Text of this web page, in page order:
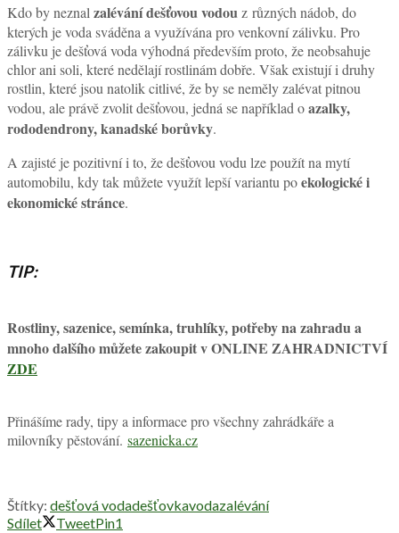
Kdo by neznal zalévání dešťovou vodou z různých nádob, do
kterých je voda sváděna a využívána pro venkovní zálivku. Pro
zálivku je dešťová voda výhodná především proto, že neobsahuje
chlor ani soli, které nedělají rostlinám dobře. Však existují i druhy
rostlin, které jsou natolik citlivé, že by se neměly zalévat pitnou
vodou, ale právě zvolit dešťovou, jedná se například oazalky,
rododendrony, kanadské borůvky.
A zajisté je pozitivní i to, že dešťovou vodu lze použít na mytí
automobilu, kdy tak můžete využít lepší variantu poekologické i
ekonomické stránce.
TIP:
Rostliny, sazenice, semínka, truhlíky, potřeby na zahradu a
mnoho dalšího můžete zakoupit v ONLINE ZAHRADNICTVÍ
ZDE
Přinášíme rady, tipy a informace pro všechny zahrádkáře a
milovníky pěstování. sazenicka.cz
Štítky: dešťová vodadešťovkavodazalévání
Sdílet
TweetPin1